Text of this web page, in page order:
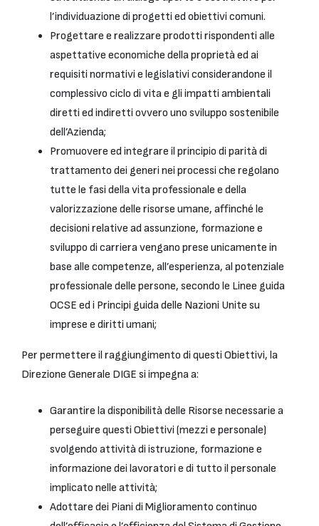
l’individuazione di progetti ed obiettivi comuni.
Progettare e realizzare prodotti rispondenti alle
aspettative economiche della proprietà ed ai
requisiti normativi e legislativi considerandone il
complessivo ciclo di vita e gli impatti ambientali
diretti ed indiretti ovvero uno sviluppo sostenibile
dell’Azienda;
Promuovere ed integrare il principio di parità di
trattamento dei generi nei processi che regolano
tutte le fasi della vita professionale e della
valorizzazione delle risorse umane, affinché le
decisioni relative ad assunzione, formazione e
sviluppo di carriera vengano prese unicamente in
base alle competenze, all’esperienza, al potenziale
professionale delle persone, secondo le Linee guida
OCSE ed i Principi guida delle Nazioni Unite su
imprese e diritti umani;
Per permettere il raggiungimento di questi Obiettivi, la
Direzione Generale DIGE si impegna a:
Garantire la disponibilità delle Risorse necessarie a
perseguire questi Obiettivi (mezzi e personale)
svolgendo attività di istruzione, formazione e
informazione dei lavoratori e di tutto il personale
implicato nelle attività;
Adottare dei Piani di Miglioramento continuo